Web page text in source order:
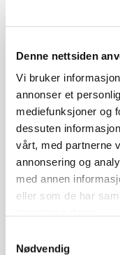
Denne nettsiden
Vi bruker
annonser et
mediefunksjoner og
dessuten
vårt, med partnerne
annonsering og
med annen
eller som de har
Nødvendig
Der kan du hente
ved å ringe oss eller
reservere bøker i
Bøkene blir levert
Minibiblioteket
kan låne med deg
eit bibliotek) når